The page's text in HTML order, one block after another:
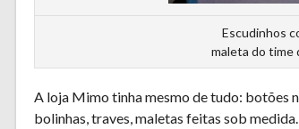
Escudinhos
maleta do time
A loja Mimo tinha mesmo de tudo: botões
bolinhas, traves, maletas feitas sob